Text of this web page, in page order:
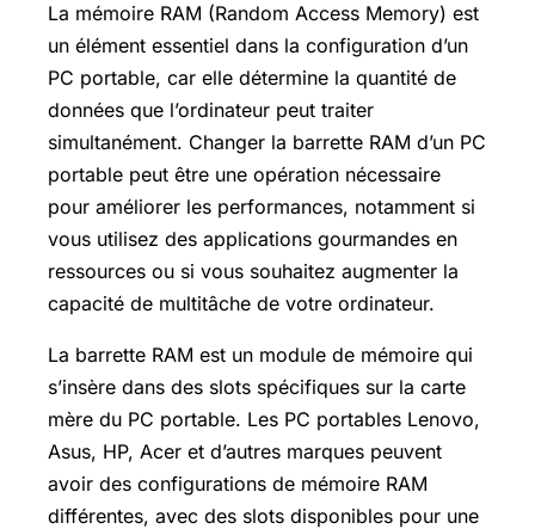
La mémoire RAM (Random Access Memory) est
un élément essentiel dans la configuration d’un
PC portable, car elle détermine la quantité de
données que l’ordinateur peut traiter
simultanément. Changer la barrette RAM d’un PC
portable peut être une opération nécessaire
pour améliorer les performances, notamment si
vous utilisez des applications gourmandes en
ressources ou si vous souhaitez augmenter la
capacité de multitâche de votre ordinateur.
La barrette RAM est un module de mémoire qui
s’insère dans des slots spécifiques sur la carte
mère du PC portable. Les PC portables Lenovo,
Asus, HP, Acer et d’autres marques peuvent
avoir des configurations de mémoire RAM
différentes, avec des slots disponibles pour une